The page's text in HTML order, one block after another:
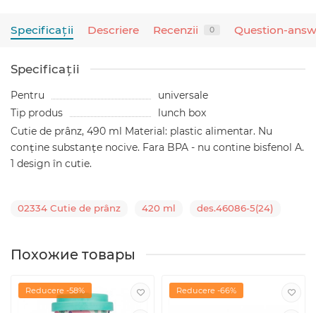
Specificaţii Descriere Recenzii 0 Question-
Specificaţii
Pentru
universale
Tip produs
lunch box
Cutie de prânz, 490 ml Material: plastic alimentar. Nu
conține substanțe nocive. Fara BPA - nu contine bisfenol A.
1 design în cutie.
02334 Cutie de prânz 420 ml des.46086-5(24)
Похожие товары
Reducere -58% Reducere -66%